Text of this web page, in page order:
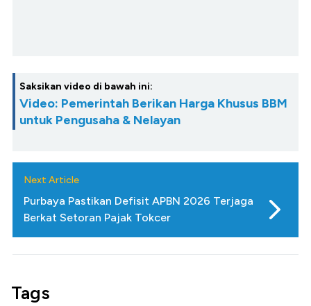
Saksikan video di bawah ini:
Video: Pemerintah Berikan Harga Khusus BBM
untuk Pengusaha & Nelayan
Next Article
Purbaya Pastikan Defisit APBN 2026 Terjaga
Berkat Setoran Pajak Tokcer
Tags